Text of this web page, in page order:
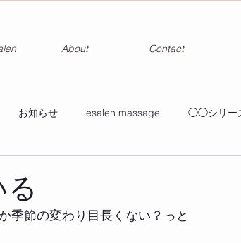
About Contact
お知らせ esalen massage ◯◯シリー
季節の変わり目長くない？っと